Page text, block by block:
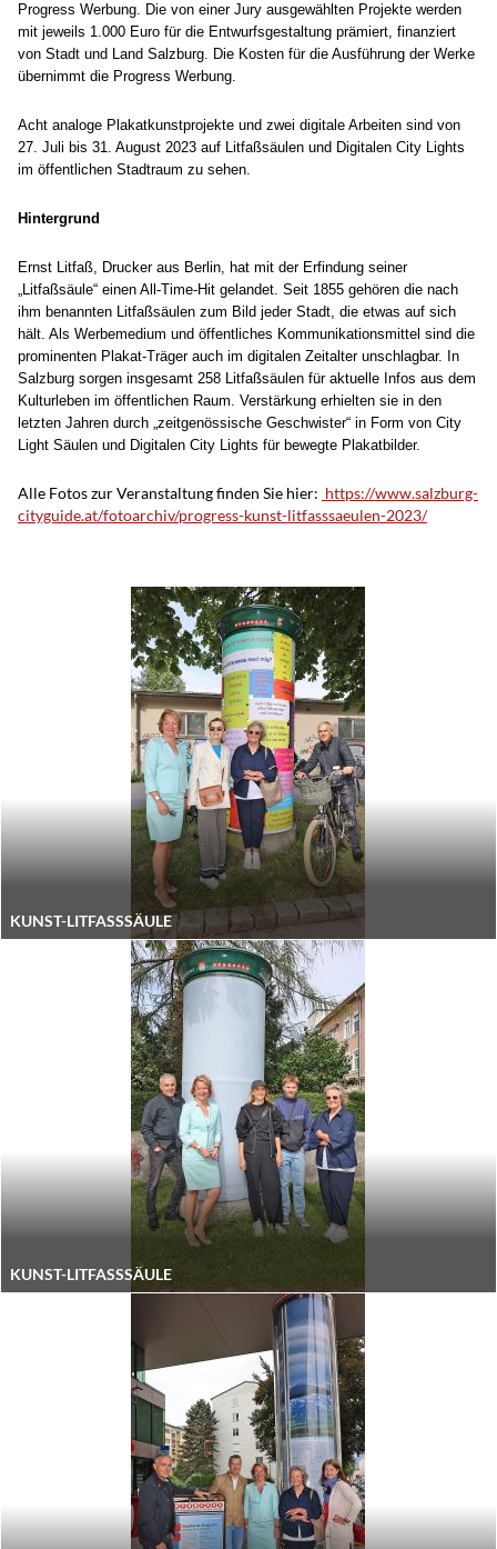
Progress Werbung. Die von einer Jury ausgewählten Projekte werden
mit jeweils 1.000 Euro für die Entwurfsgestaltung prämiert, finanziert
von Stadt und Land Salzburg. Die Kosten für die Ausführung der Werke
übernimmt die Progress Werbung.
Acht analoge Plakatkunstprojekte und zwei digitale Arbeiten sind von
27. Juli bis 31. August 2023 auf Litfaßsäulen und Digitalen City Lights
im öffentlichen Stadtraum zu sehen.
Hintergrund
Ernst Litfaß, Drucker aus Berlin, hat mit der Erfindung seiner
„Litfaßsäule“ einen All-Time-Hit gelandet. Seit 1855 gehören die nach
ihm benannten Litfaßsäulen zum Bild jeder Stadt, die etwas auf sich
hält. Als Werbemedium und öffentliches Kommunikationsmittel sind die
prominenten Plakat-Träger auch im digitalen Zeitalter unschlagbar. In
Salzburg sorgen insgesamt 258 Litfaßsäulen für aktuelle Infos aus dem
Kulturleben im öffentlichen Raum. Verstärkung erhielten sie in den
letzten Jahren durch „zeitgenössische Geschwister“ in Form von City
Light Säulen und Digitalen City Lights für bewegte Plakatbilder.
Alle Fotos zur Veranstaltung finden Sie hier: https://www.salzburg-
cityguide.at/fotoarchiv/progress-kunst-litfasssaeulen-2023/
KUNST-LITFASSSÄULE
KUNST-LITFASSSÄULE